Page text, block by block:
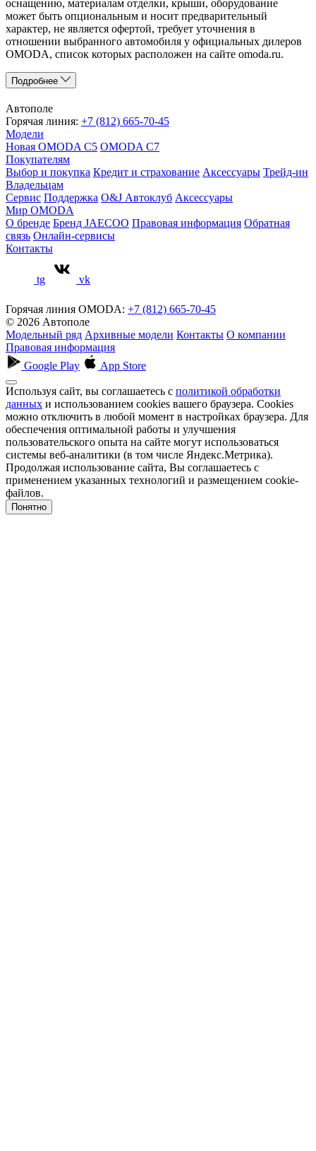
оснащению, материалам отделки, крыши, оборудование
может быть опциональным и носит предварительный
характер, не является офертой, требует уточнения в
отношении выбранного автомобиля у официальных дилеров
OMODA, список которых расположен на сайте omoda.ru.
Подробнее
Автополе
Горячая линия: +7 (812) 665-70-45
Модели
Новая OMODA C5 OMODA C7
Покупателям
Выбор и покупка Кредит и страхование Аксессуары Трейд-ин
Владельцам
Сервис Поддержка O&J Автоклуб Аксессуары
Мир OMODA
О бренде Бренд JAECOO Правовая информация Обратная
связь Онлайн-сервисы
Контакты
tg vk
Горячая линия OMODA: +7 (812) 665-70-45
© 2026 Автополе
Модельный ряд Архивные модели Контакты О компании
Правовая информация
Google Play
App Store
Используя сайт, вы соглашаетесь с политикой обработки
данных и использованием cookies вашего браузера. Cookies
можно отключить в любой момент в настройках браузера. Для
обеспечения оптимальной работы и улучшения
пользовательского опыта на сайте могут использоваться
системы веб-аналитики (в том числе Яндекс.Метрика).
Продолжая использование сайта, Вы соглашаетесь с
применением указанных технологий и размещением cookie-
файлов.
Понятно